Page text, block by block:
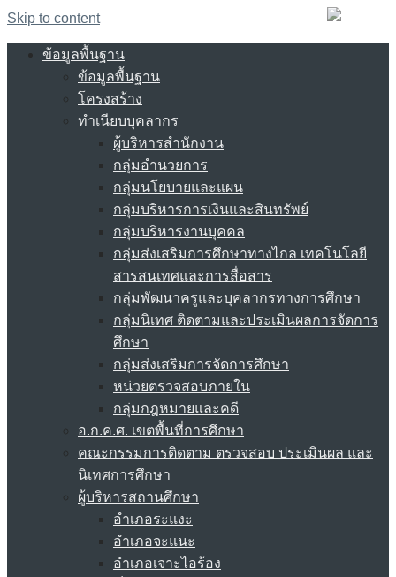
Skip to content
ข้อมูลพื้นฐาน
ข้อมูลพื้นฐาน
โครงสร้าง
ทำเนียบบุคลากร
ผู้บริหารสำนักงาน
กลุ่มอำนวยการ
กลุ่มนโยบายและแผน
กลุ่มบริหารการเงินและสินทรัพย์
กลุ่มบริหารงานบุคคล
กลุ่มส่งเสริมการศึกษาทางไกล เทคโนโลยี
สารสนเทศและการสื่อสาร
กลุ่มพัฒนาครูและบุคลากรทางการศึกษา
กลุ่มนิเทศ ติดตามและประเมินผลการจัดการ
ศึกษา
กลุ่มส่งเสริมการจัดการศึกษา
หน่วยตรวจสอบภายใน
กลุ่มกฎหมายและคดี
อ.ก.ค.ศ. เขตพื้นที่การศึกษา
คณะกรรมการติดตาม ตรวจสอบ ประเมินผล และ
นิเทศการศึกษา
ผู้บริหารสถานศึกษา
อำเภอระแงะ
อำเภอจะแนะ
อำเภอเจาะไอร้อง